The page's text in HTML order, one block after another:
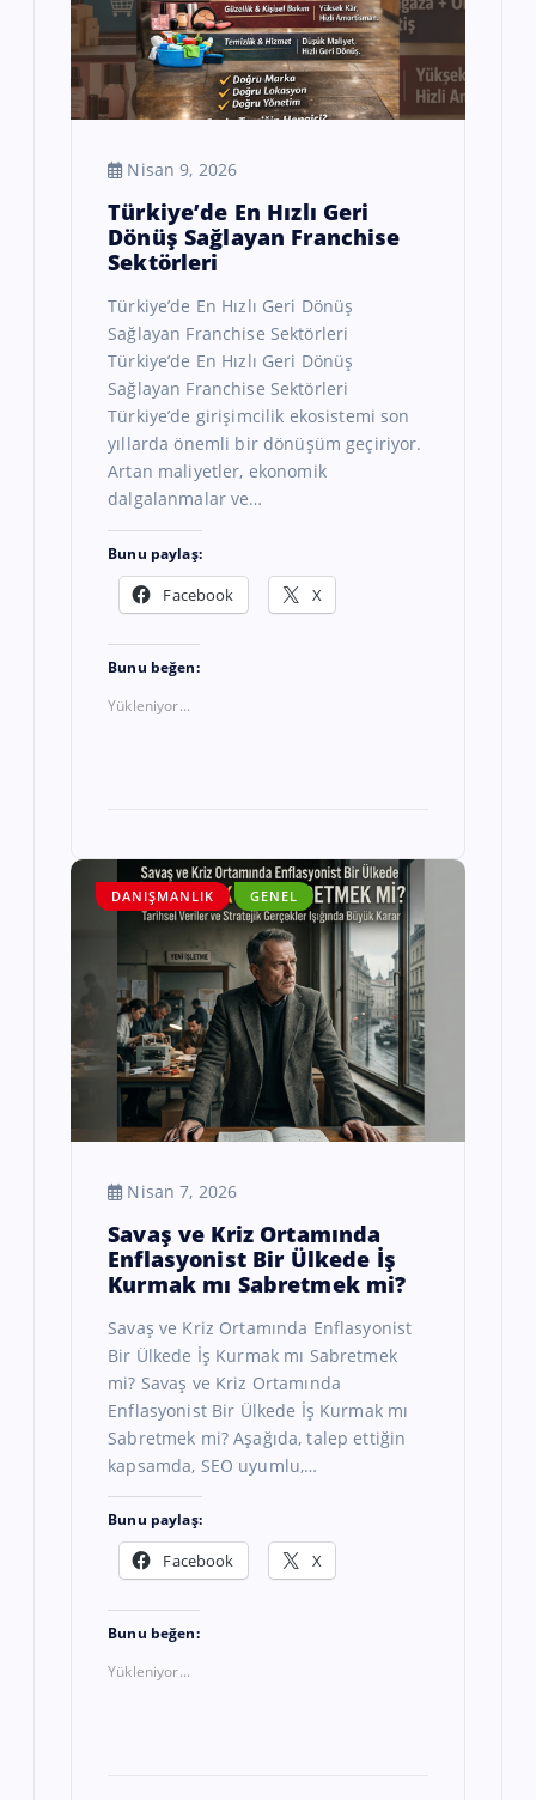
Nisan 9, 2026
Türkiye’de En Hızlı Geri
Dönüş Sağlayan Franchise
Sektörleri
Türkiye’de En Hızlı Geri Dönüş
Sağlayan Franchise Sektörleri
Türkiye’de En Hızlı Geri Dönüş
Sağlayan Franchise Sektörleri
Türkiye’de girişimcilik ekosistemi son
yıllarda önemli bir dönüşüm geçiriyor.
Artan maliyetler, ekonomik
dalgalanmalar ve…
Bunu paylaş:
Facebook X
Bunu beğen:
Yükleniyor...
DANIŞMANLIK GENEL
Nisan 7, 2026
Savaş ve Kriz Ortamında
Enflasyonist Bir Ülkede İş
Kurmak mı Sabretmek mi?
Savaş ve Kriz Ortamında Enflasyonist
Bir Ülkede İş Kurmak mı Sabretmek
mi? Savaş ve Kriz Ortamında
Enflasyonist Bir Ülkede İş Kurmak mı
Sabretmek mi? Aşağıda, talep ettiğin
kapsamda, SEO uyumlu,…
Bunu paylaş:
Facebook X
Bunu beğen:
Yükleniyor...